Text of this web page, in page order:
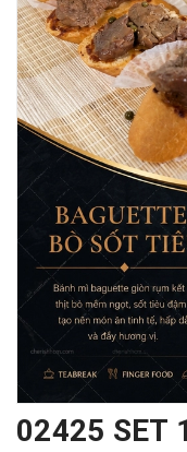
02425 SET